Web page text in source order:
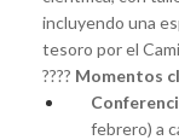
incluyendo una
tesoro por el
???? Momentos
febrero) a